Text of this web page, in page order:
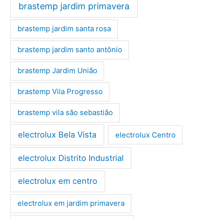
brastemp jardim primavera
brastemp jardim santa rosa
brastemp jardim santo antônio
brastemp Jardim União
brastemp Vila Progresso
brastemp vila são sebastião
electrolux Bela Vista electrolux Centro
electrolux Distrito Industrial
electrolux em centro
electrolux em jardim primavera